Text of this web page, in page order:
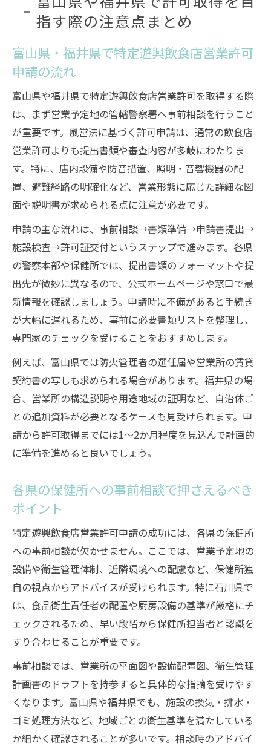
指す際の注意点まとめ
富山県・福井県で特定遊興飲食店営業許可
申請の流れ
富山県や福井県で特定遊興飲食店営業許可を取得する際
は、まず営業予定地の管轄警察署へ事前相談を行うこと
が重要です。風営法に基づく許可申請は、通常の飲食店
営業許可よりも提出書類や審査内容が多岐にわたりま
す。特に、店内設備や防音措置、照明・音響機器の配
置、避難経路の明確化など、営業形態に応じた詳細な図
面や説明書が求められる点に注意が必要です。
申請の主な流れは、事前相談→書類準備→申請書提出→
施設検査→許可証交付というステップで進みます。各県
の警察本部や保健所では、提出書類のフォーマットや提
出先が微妙に異なるので、公式ホームページや窓口で最
新情報を確認しましょう。申請時に不備があると手続き
が大幅に遅れるため、事前に必要書類リストを整理し、
専門家のチェックを受けることをおすすめします。
例えば、富山県では防火管理者の選任届や営業所の賃貸
契約書の写しも求められる場合があります。福井県の場
合、営業所の構造説明や用途地域の証明など、自治体ご
との追加資料が必要となるケースも見受けられます。申
請から許可取得までには1～2か月程度を見込んで計画的
に準備を進めると良いでしょう。
各県の保健所への事前相談で押さえるべき
ポイント
特定遊興飲食店営業許可申請の成功には、各県の保健所
への事前相談が欠かせません。ここでは、営業予定地の
設備や衛生管理体制、近隣環境への配慮など、保健所独
自の視点からアドバイスが受けられます。特に石川県で
は、食品衛生責任者の配置や厨房設備の基準が厳格にチ
ェックされるため、早い段階から保健所担当者と認識を
すり合わせることが重要です。
事前相談では、営業所の平面図や設備配置図、衛生管理
計画書のドラフトを持参すると具体的な指摘を受けやす
くなります。富山県や福井県でも、施設の換気・排水・
ゴミ処理方法など、地域ごとの衛生基準を満たしている
か細かく確認されることが多いです。相談時のアドバイ